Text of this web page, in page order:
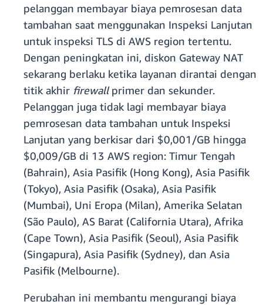
pelanggan membayar biaya pemrosesan data
tambahan saat menggunakan Inspeksi Lanjutan
untuk inspeksi TLS di AWS region tertentu.
Dengan peningkatan ini, diskon Gateway NAT
sekarang berlaku ketika layanan dirantai dengan
titik akhir firewallprimer dan sekunder.
Pelanggan juga tidak lagi membayar biaya
pemrosesan data tambahan untuk Inspeksi
Lanjutan yang berkisar dari $0,001/GB hingga
$0,009/GB di 13 AWS region: Timur Tengah
(Bahrain), Asia Pasifik (Hong Kong), Asia Pasifik
(Tokyo), Asia Pasifik (Osaka), Asia Pasifik
(Mumbai), Uni Eropa (Milan), Amerika Selatan
(São Paulo), AS Barat (California Utara), Afrika
(Cape Town), Asia Pasifik (Seoul), Asia Pasifik
(Singapura), Asia Pasifik (Sydney), dan Asia
Pasifik (Melbourne).
Perubahan ini membantu mengurangi biaya